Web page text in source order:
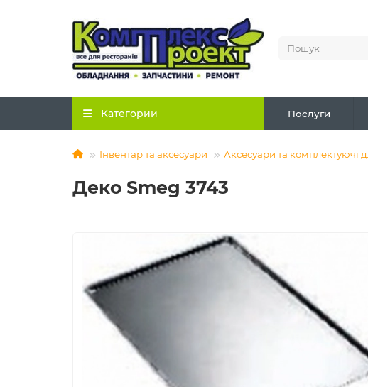
Категории Послуги
Інвентар та аксесуари Аксесуари та комплектуючі
Деко Smeg 3743